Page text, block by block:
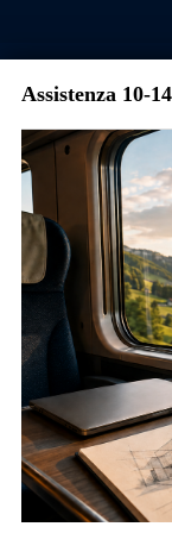
Menu
Avvisi
AVVISO:
TECNICHE
447 |
Si avvisa che,
Assistenza 10-